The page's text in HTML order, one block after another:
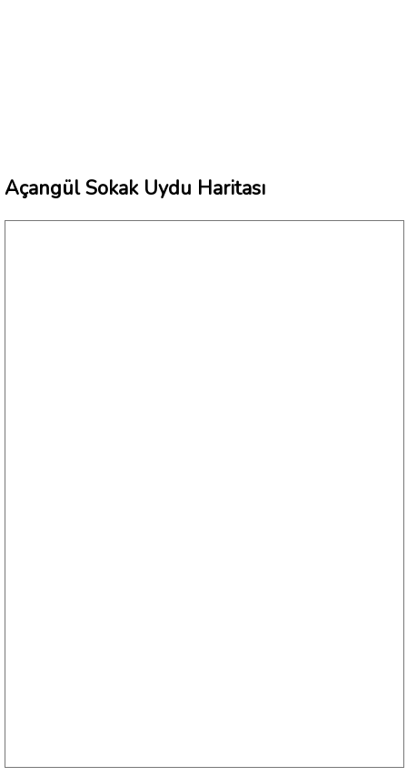
Açangül Sokak Uydu Haritası